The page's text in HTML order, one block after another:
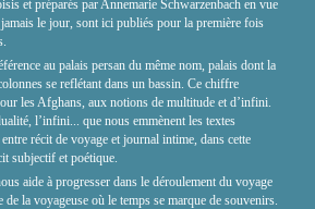
et préparés par Annemarie Schwarzenbach en vue
le jour, sont ici publiés pour la première fois
au palais persan du même nom, palais dont la
se reflétant dans un bassin. Ce chiffre
les Afghans, aux notions de multitude et d’infini.
l’infini... que nous emmènent les textes
récit de voyage et journal intime, dans cette
subjectif et poétique.
aide à progresser dans le déroulement du voyage
de la voyageuse où le temps se marque de souvenirs.